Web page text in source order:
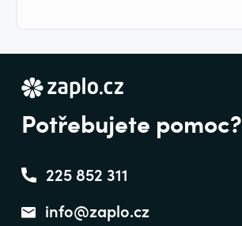
Potřebujete pomoc?
225 852 311
info@zaplo.cz